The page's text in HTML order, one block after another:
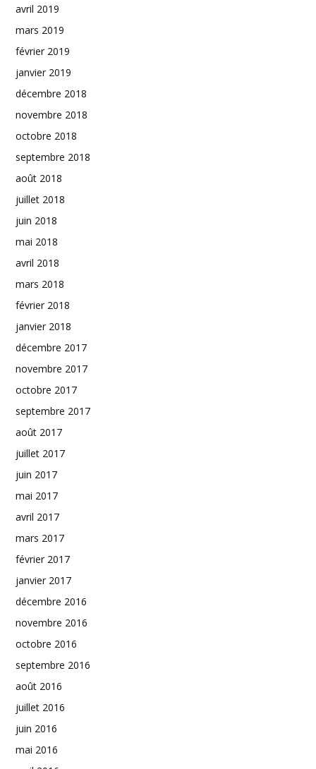
avril 2019
mars 2019
février 2019
janvier 2019
décembre 2018
novembre 2018
octobre 2018
septembre 2018
août 2018
juillet 2018
juin 2018
mai 2018
avril 2018
mars 2018
février 2018
janvier 2018
décembre 2017
novembre 2017
octobre 2017
septembre 2017
août 2017
juillet 2017
juin 2017
mai 2017
avril 2017
mars 2017
février 2017
janvier 2017
décembre 2016
novembre 2016
octobre 2016
septembre 2016
août 2016
juillet 2016
juin 2016
mai 2016